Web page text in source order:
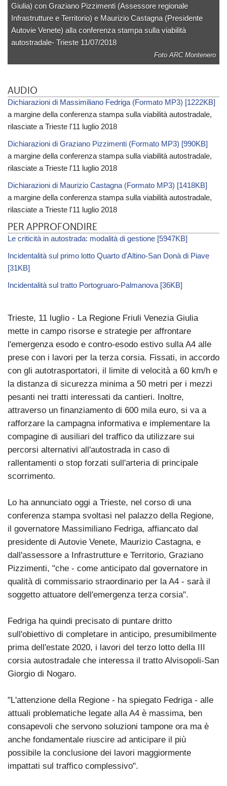
Giulia) con Graziano Pizzimenti (Assessore regionale
Infrastrutture e Territorio) e Maurizio Castagna (Presidente
Autovie Venete) alla conferenza stampa sulla viabilità
autostradale- Trieste 11/07/2018
Foto ARC Montenero
AUDIO
Dichiarazioni di Massimiliano Fedriga (Formato MP3) [1222KB]
a margine della conferenza stampa sulla viabilità autostradale,
rilasciate a Trieste l'11 luglio 2018
Dichiarazioni di Graziano Pizzimenti (Formato MP3) [990KB]
a margine della conferenza stampa sulla viabilità autostradale,
rilasciate a Trieste l'11 luglio 2018
Dichiarazioni di Maurizio Castagna (Formato MP3) [1418KB]
a margine della conferenza stampa sulla viabilità autostradale,
rilasciate a Trieste l'11 luglio 2018
PER APPROFONDIRE
Le criticità in autostrada: modalità di gestione [5947KB]
Incidentalità sul primo lotto Quarto d'Altino-San Donà di Piave
[31KB]
Incidentalità sul tratto Portogruaro-Palmanova [36KB]
Trieste, 11 luglio - La Regione Friuli Venezia Giulia
mette in campo risorse e strategie per affrontare
l'emergenza esodo e contro-esodo estivo sulla A4 alle
prese con i lavori per la terza corsia. Fissati, in accordo
con gli autotrasportatori, il limite di velocità a 60 km/h e
la distanza di sicurezza minima a 50 metri per i mezzi
pesanti nei tratti interessati da cantieri. Inoltre,
attraverso un finanziamento di 600 mila euro, si va a
rafforzare la campagna informativa e implementare la
compagine di ausiliari del traffico da utilizzare sui
percorsi alternativi all'autostrada in caso di
rallentamenti o stop forzati sull'arteria di principale
scorrimento.
Lo ha annunciato oggi a Trieste, nel corso di una
conferenza stampa svoltasi nel palazzo della Regione,
il governatore Massimiliano Fedriga, affiancato dal
presidente di Autovie Venete, Maurizio Castagna, e
dall'assessore a Infrastrutture e Territorio, Graziano
Pizzimenti, "che - come anticipato dal governatore in
qualità di commissario straordinario per la A4 - sarà il
soggetto attuatore dell'emergenza terza corsia".
Fedriga ha quindi precisato di puntare dritto
sull'obiettivo di completare in anticipo, presumibilmente
prima dell'estate 2020, i lavori del terzo lotto della III
corsia autostradale che interessa il tratto Alvisopoli-San
Giorgio di Nogaro.
"L'attenzione della Regione - ha spiegato Fedriga - alle
attuali problematiche legate alla A4 è massima, ben
consapevoli che servono soluzioni tampone ora ma è
anche fondamentale riuscire ad anticipare il più
possibile la conclusione dei lavori maggiormente
impattati sul traffico complessivo".